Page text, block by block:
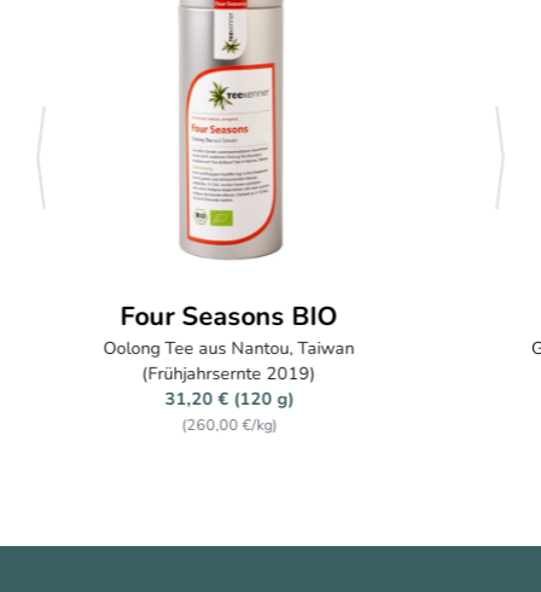
Workaholic
Geschenkset mit drei hochwertigen Oolong Teesorten - Ernte
2022/23
120,00 € (320 g)
(375,00 €/kg)
zurück